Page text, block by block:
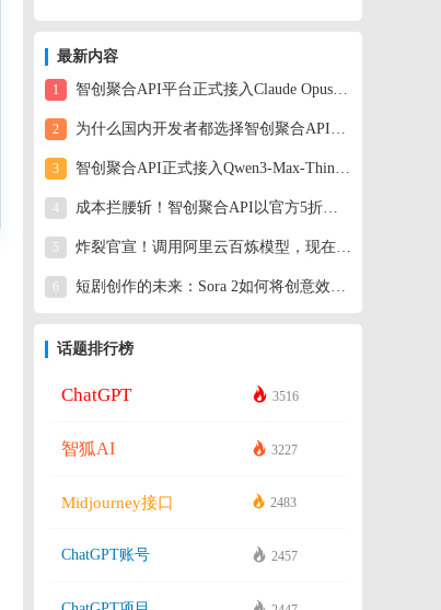
最新内容
1 智创聚合API平台正式接入Claude Opus 4.6：一美元解锁百万级上下文的智能体
2 为什么国内开发者都选择智创聚合API？一个答案就够了
3 智创聚合API正式接入Qwen3-Max-Thinking
4 成本拦腰斩！智创聚合API以官方5折价格上线Kimi K2.5模型
5 炸裂官宣！调用阿里云百炼模型，现在只需官方半价！
6 短剧创作的未来：Sora 2如何将创意效率提升100倍？
话题排行榜
ChatGPT 3516
智狐AI 3227
Midjourney接口 2483
ChatGPT账号 2457